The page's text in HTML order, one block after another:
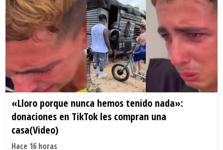
«Lloro porque nunca hemos tenido nada»:
donaciones en TikTok les compran una
casa(Video)
Hace 16 horas